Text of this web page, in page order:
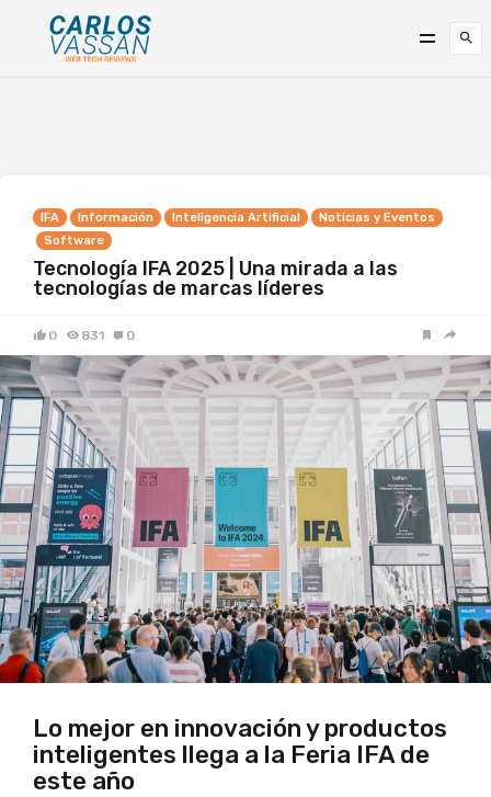
IFA Información Inteligencia Artificial
Noticias y Eventos
Software
Tecnología IFA 2025 | Una mirada a las
tecnologías de marcas líderes
0 831 0
Lo mejor en innovación y productos
inteligentes llega a la Feria IFA de
este año